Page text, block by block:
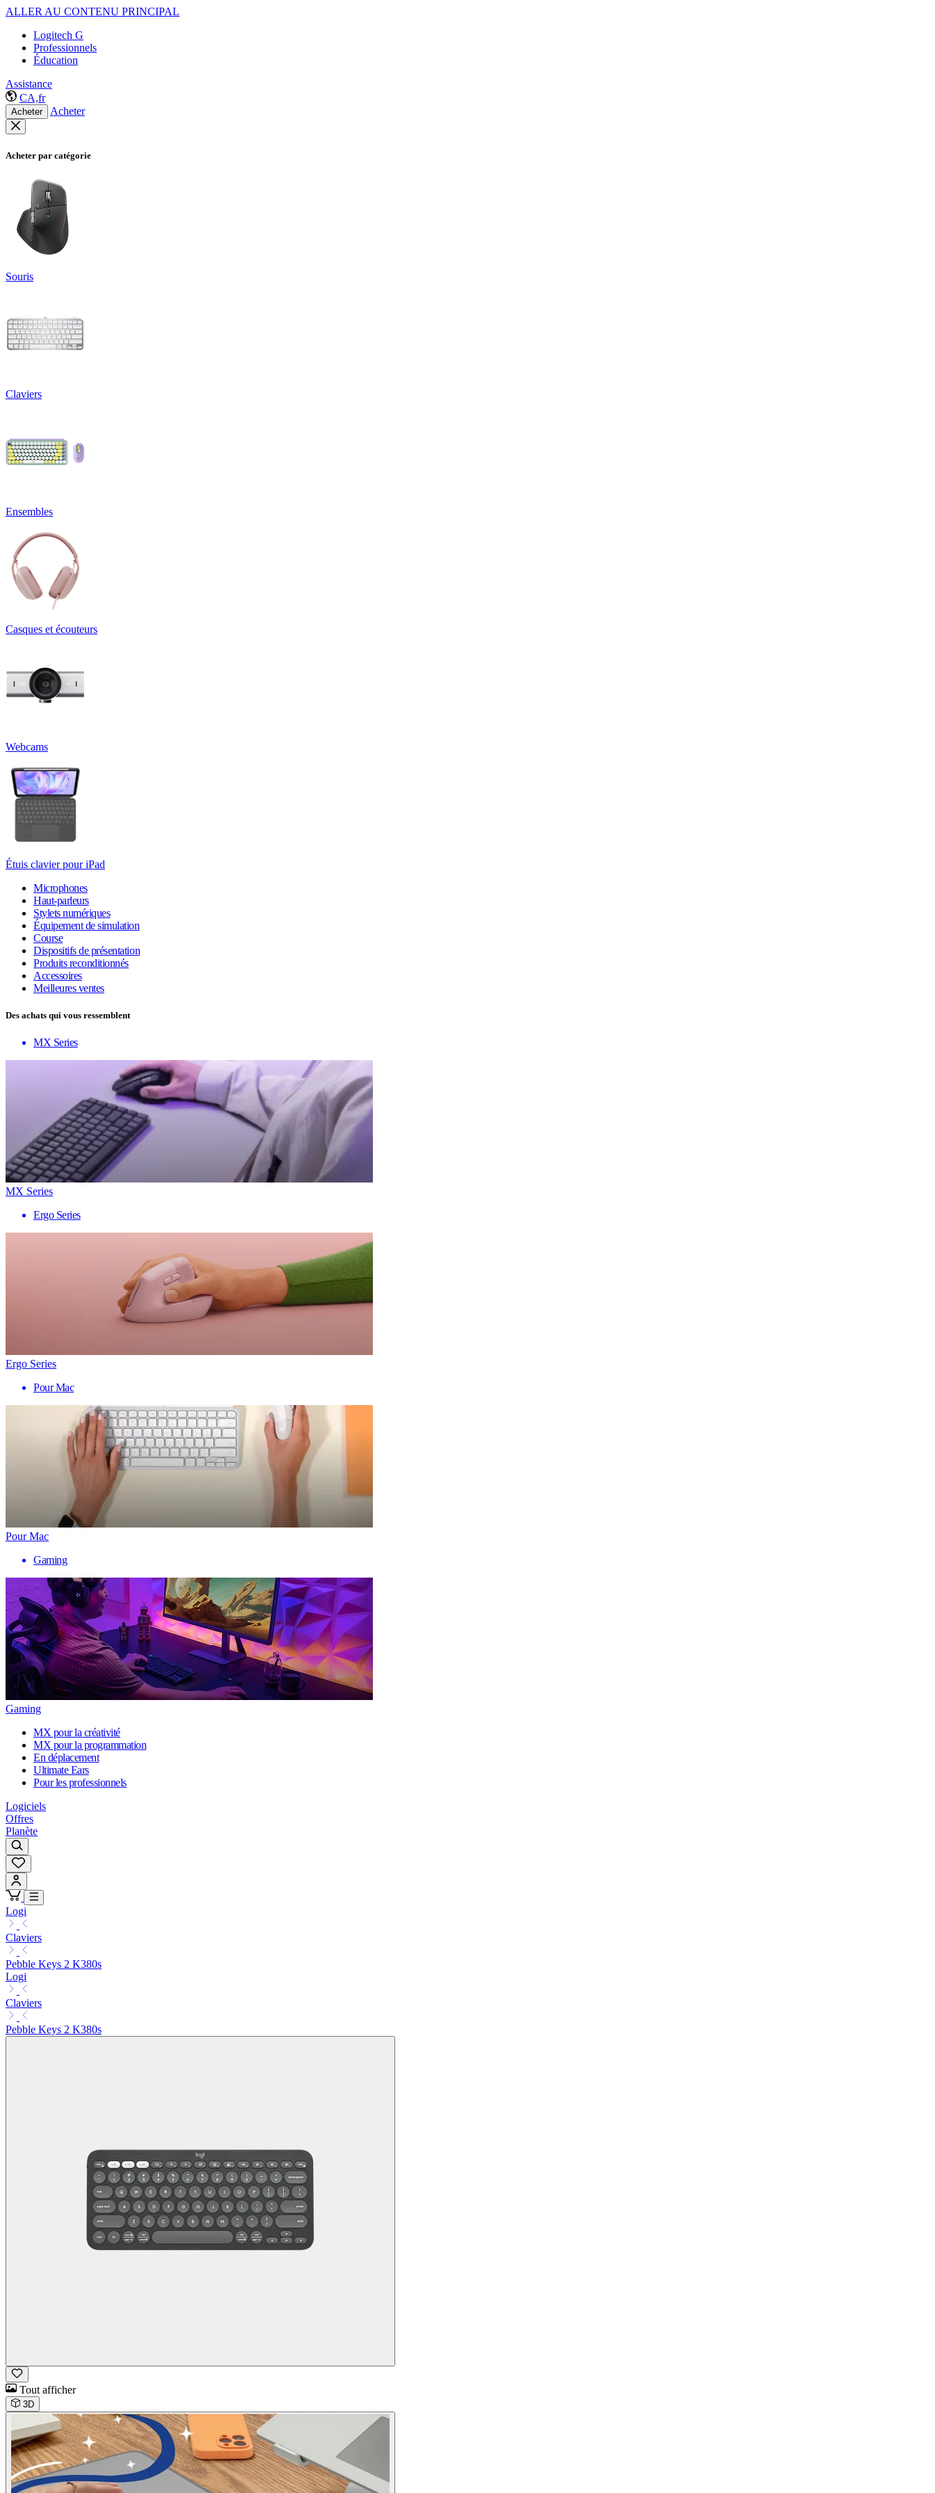
ALLER AU CONTENU PRINCIPAL
Logitech G
Professionnels
Éducation
Assistance
CA,fr
Acheter Acheter
Acheter par catégorie
Souris
Claviers
Ensembles
Casques et écouteurs
Webcams
Étuis clavier pour iPad
Microphones
Haut-parleurs
Stylets numériques
Équipement de simulation
Course
Dispositifs de présentation
Produits reconditionnés
Accessoires
Meilleures ventes
Des achats qui vous ressemblent
MX Series
MX Series
Ergo Series
Ergo Series
Pour Mac
Pour Mac
Gaming
Gaming
MX pour la créativité
MX pour la programmation
En déplacement
Ultimate Ears
Pour les professionnels
Logiciels
Offres
Planète
Logi
Claviers
Pebble Keys 2 K380s
Logi
Claviers
Pebble Keys 2 K380s
Tout afficher
3D